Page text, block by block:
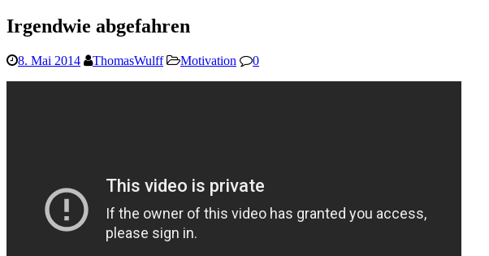
Irgendwie abgefahren
8. Mai 2014 ThomasWulff Motivation 0